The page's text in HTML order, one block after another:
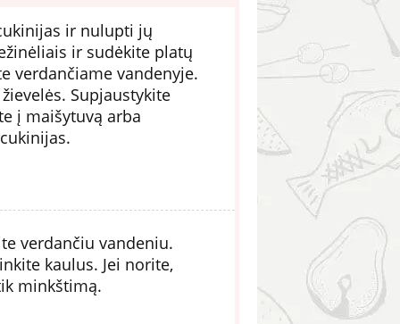
ir nulupti jų
ir sudėkite platų
verdančiame vandenyje.
Supjaustykite
į maišytuvą arba
verdančiu vandeniu.
kaulus. Jei norite,
minkštimą.